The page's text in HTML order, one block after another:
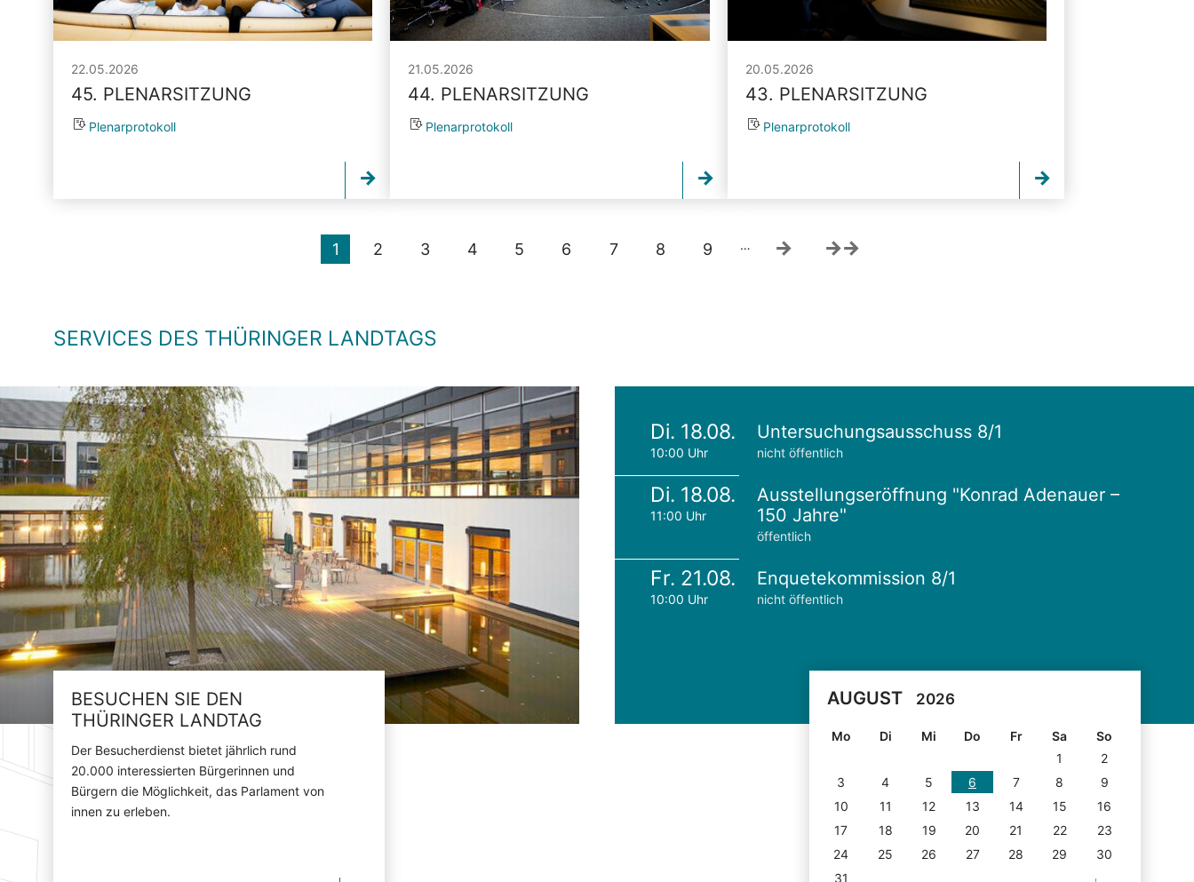
22.05.2026
45. PLENARSITZUNG
Plenarprotokoll
21.05.2026
44. PLENARSITZUNG
Plenarprotokoll
20.05.2026
43. PLENARSITZUNG
Plenarprotokoll
1 2 3 4 5 6 7 8 9 …
SERVICES DES THÜRINGER LANDTAGS
BESUCHEN SIE DEN
THÜRINGER LANDTAG
Der Besucherdienst bietet jährlich rund
20.000 interessierten Bürgerinnen und
Bürgern die Möglichkeit, das Parlament von
innen zu erleben.
Di. 18.08.
10:00 Uhr
Untersuchungsausschuss 8/1
nicht öffentlich
Di. 18.08.
11:00 Uhr
Ausstellungseröffnung "Konrad Adenauer –
150 Jahre"
öffentlich
Fr. 21.08.
10:00 Uhr
Enquetekommission 8/1
nicht öffentlich
AUGUST 2026
Mo Di Mi Do Fr Sa
So
1
2
3
4 5 6 7 8
9
10
11 12 13 14 15
16
17
18 19 20 21 22
23
24
25 26 27 28 29
30
31